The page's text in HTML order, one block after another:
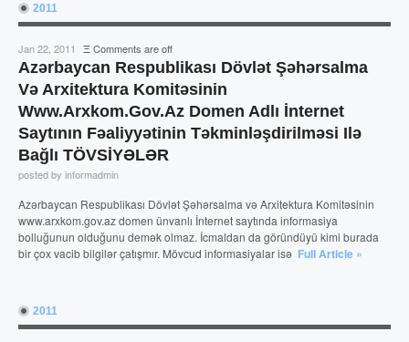
2011
Jan 22, 2011 ΞComments are off
Azərbaycan Respublikası Dövlət Şəhərsalma
Və Arxitektura Komitəsinin
Www.arxkom.gov.az Domen Adlı İnternet
Saytının Fəaliyyətinin Təkminləşdirilməsi Ilə
Bağlı TÖVSİYƏLƏR
posted by informadmin
Azərbaycan Respublikası Dövlət Şəhərsalma və Arxitektura Komitəsinin
www.arxkom.gov.az domen ünvanlı İnternet saytında informasiya
bolluğunun olduğunu demək olmaz. İcmaldan da göründüyü kimi burada
bir çox vacib bilgilər çatışmır. Mövcud informasiyalar isə Full Article »
2011